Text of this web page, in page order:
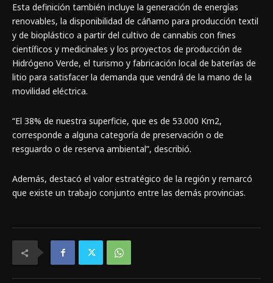
Esta definición también incluye la generación de energías
renovables, la disponibilidad de cáñamo para producción textil
y de bioplástico a partir del cultivo de cannabis con fines
científicos y medicinales y los proyectos de producción de
Hidrógeno Verde, el turismo y fabricación local de baterías de
litio para satisfacer la demanda que vendrá de la mano de la
movilidad eléctrica.
“El 38% de nuestra superficie, que es de 53.000 Km2,
corresponde a alguna categoría de preservación o de
resguardo o de reserva ambiental”, describió.
Además, destacó el valor estratégico de la región y remarcó
que existe un trabajo conjunto entre las demás provincias.